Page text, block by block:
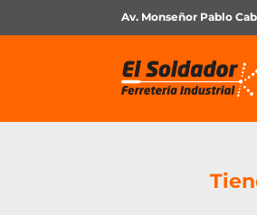
Av. Monseñor Pablo